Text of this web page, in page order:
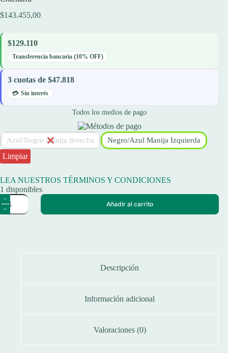
$143.455,00
$129.110
Transferencia bancaria (10% OFF)
3 cuotas de $47.818
Sin interés
Todos los medios de pago
Azul/Negro manija derecha Negro/Azul Manija Izquierda
Limpiar
LEA NUESTROS TÉRMINOS Y CONDICIONES
1 disponibles
Reel
de
Pesca
Añadir al carrito
Descripción
Información adicional
Valoraciones (0)